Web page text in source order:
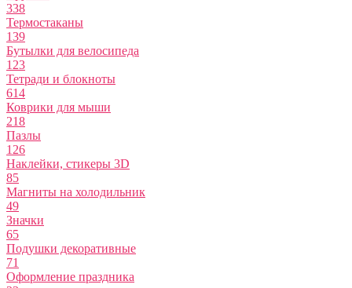
338
Термостаканы
139
Бутылки для велосипеда
123
Тетради и блокноты
614
Коврики для мыши
218
Пазлы
126
Наклейки, стикеры 3D
85
Магниты на холодильник
49
Значки
65
Подушки декоративные
71
Оформление праздника